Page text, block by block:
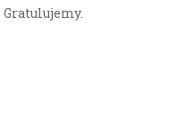
Gratulujemy.